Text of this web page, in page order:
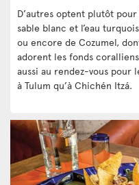
D’autres optent plutôt
sable blanc et l’eau
ou encore de Cozumel,
adorent les fonds
aussi au rendez-vous pour
à Tulum qu’à Chichén Itzá.